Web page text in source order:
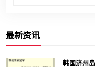
最新资讯
韩国济州